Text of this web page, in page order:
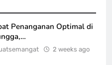
Penanganan Optimal di
2 weeks ago